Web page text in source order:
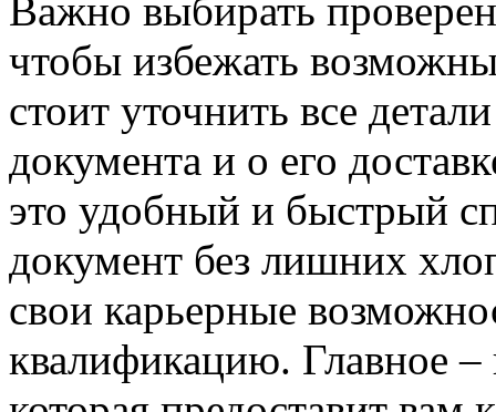
Важно выбирать
чтобы избежать
стоит уточнить все
документа и о его
это удобный и быстрый
документ без лишних
свои карьерные
квалификацию. Главное